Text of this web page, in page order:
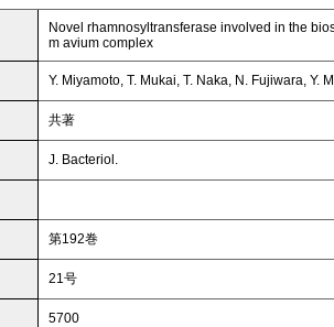
Novel rhamnosyltransferase involved in the
m avium complex
Y. Miyamoto, T. Mukai, T. Naka, N. Fujiwara, Y.
共著
J. Bacteriol.
第192巻
21号
5700